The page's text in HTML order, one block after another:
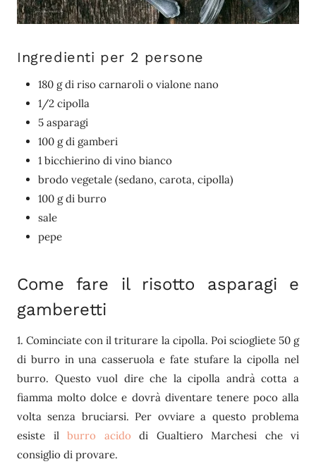
Ingredienti per 2 persone
180 g di riso carnaroli o vialone nano
1/2 cipolla
5 asparagi
100 g di gamberi
1 bicchierino di vino bianco
brodo vegetale (sedano, carota, cipolla)
100 g di burro
sale
pepe
Come fare il risotto asparagi e
gamberetti
1. Cominciate con il triturare la cipolla. Poi sciogliete 50 g
di burro in una casseruola e fate stufare la cipolla nel
burro. Questo vuol dire che la cipolla andrà cotta a
fiamma molto dolce e dovrà diventare tenere poco alla
volta senza bruciarsi. Per ovviare a questo problema
esiste il burro acido di Gualtiero Marchesi che vi
consiglio di provare.